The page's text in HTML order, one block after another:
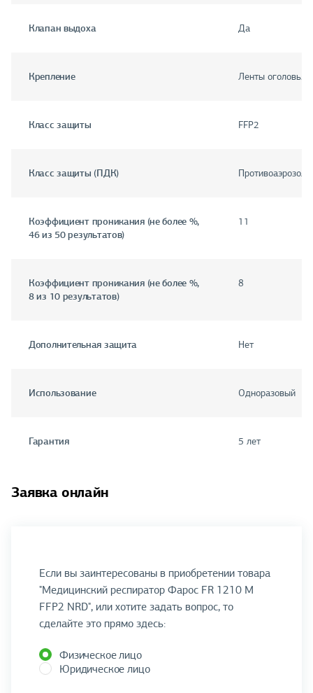
Клапан выдоха Да
Крепление Ленты оголовья
Класс защиты FFP2
Класс защиты (ПДК)
Коэффициент проникания (не более %,
46 из 50 результатов)
11
Коэффициент проникания (не более %,
8 из 10 результатов)
8
Дополнительная защита Нет
Использование Одноразовый
Гарантия 5 лет
Заявка онлайн
Если вы заинтересованы в приобретении товара
"Медицинский респиратор Фарос FR 1210 М
FFP2 NRD", или хотите задать вопрос, то
сделайте это прямо здесь:
Физическое лицо
Юридическое лицо